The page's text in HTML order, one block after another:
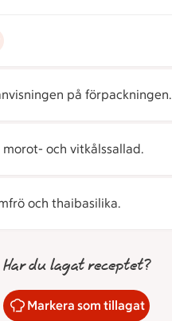
på förpackningen.
och vitkålssallad.
och thaibasilika.
Har du lagat receptet?
Markera som tillagat